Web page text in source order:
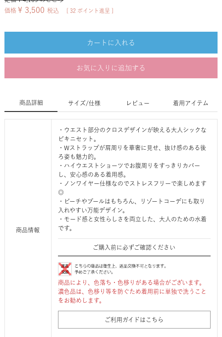
価格 ¥ 3,500 税込 32 ポイント進呈 ]
カートに入れる
お気に入りに追加する
商品詳細 サイズ/仕様 レビュー 着用アイテム
商品情報
・ウエスト部分のクロスデザインが映える大人シックな
ビキニセット。
・Wストラップが肩周りを華奢に見せ、抜け感のある後
ろ姿も魅力的。
・ハイウエストショーツでお腹周りをすっきりカバー
し、安心感のある着用感。
・ノンワイヤー仕様なのでストレスフリーで楽しめます
◎
・ビーチやプールはもちろん、リゾートコーデにも取り
入れやすい万能デザイン。
・モード感と女性らしさを両立した、大人のための水着
です。
ご購入前に必ずご確認ください
商品により、色落ち・色移りがある場合がございます。
濃色品は、色移り等を防ぐため着用前に単独で洗うこと
をお勧めします。
ご利用ガイドはこちら